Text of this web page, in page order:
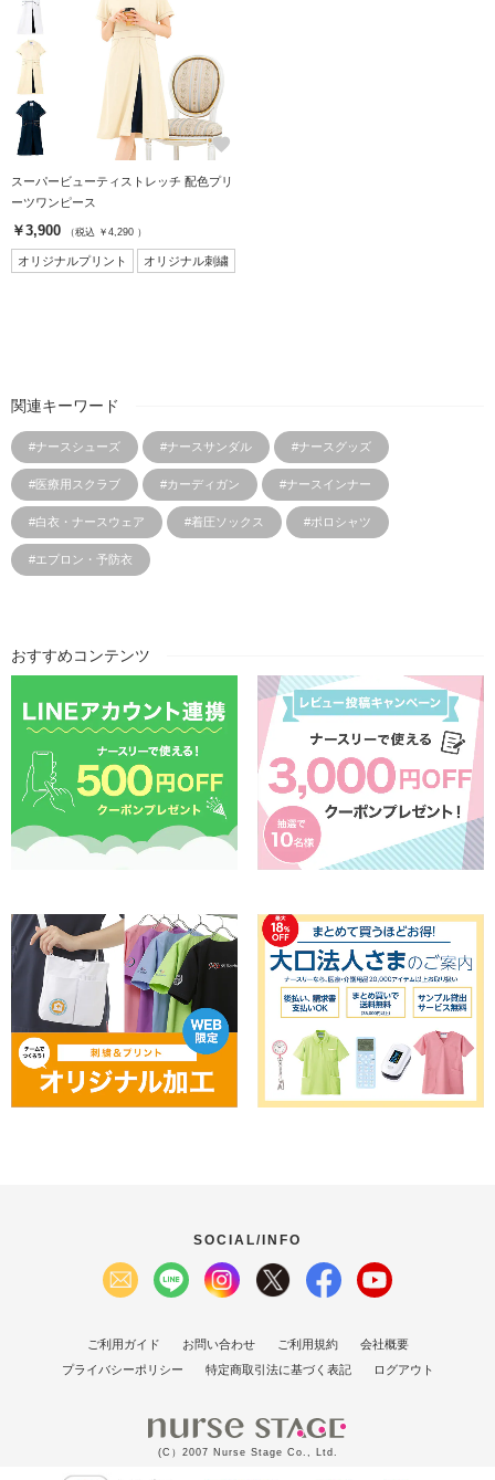
favorite
スーパービューティストレッチ 配色プリ
ーツワンピース
￥3,900 （税込 ￥4,290 ）
オリジナルプリント オリジナル刺繍
関連キーワード
#ナースシューズ #ナースサンダル #ナースグッズ
#医療用スクラブ #カーディガン #ナースインナー
#白衣・ナースウェア #着圧ソックス #ポロシャツ
#エプロン・予防衣
おすすめコンテンツ
SOCIAL/INFO
ご利用ガイド お問い合わせ ご利用規約
会社概要
プライバシーポリシー
特定商取引法に基づく表記 ログアウト
(C）2007 Nurse Stage Co., Ltd.